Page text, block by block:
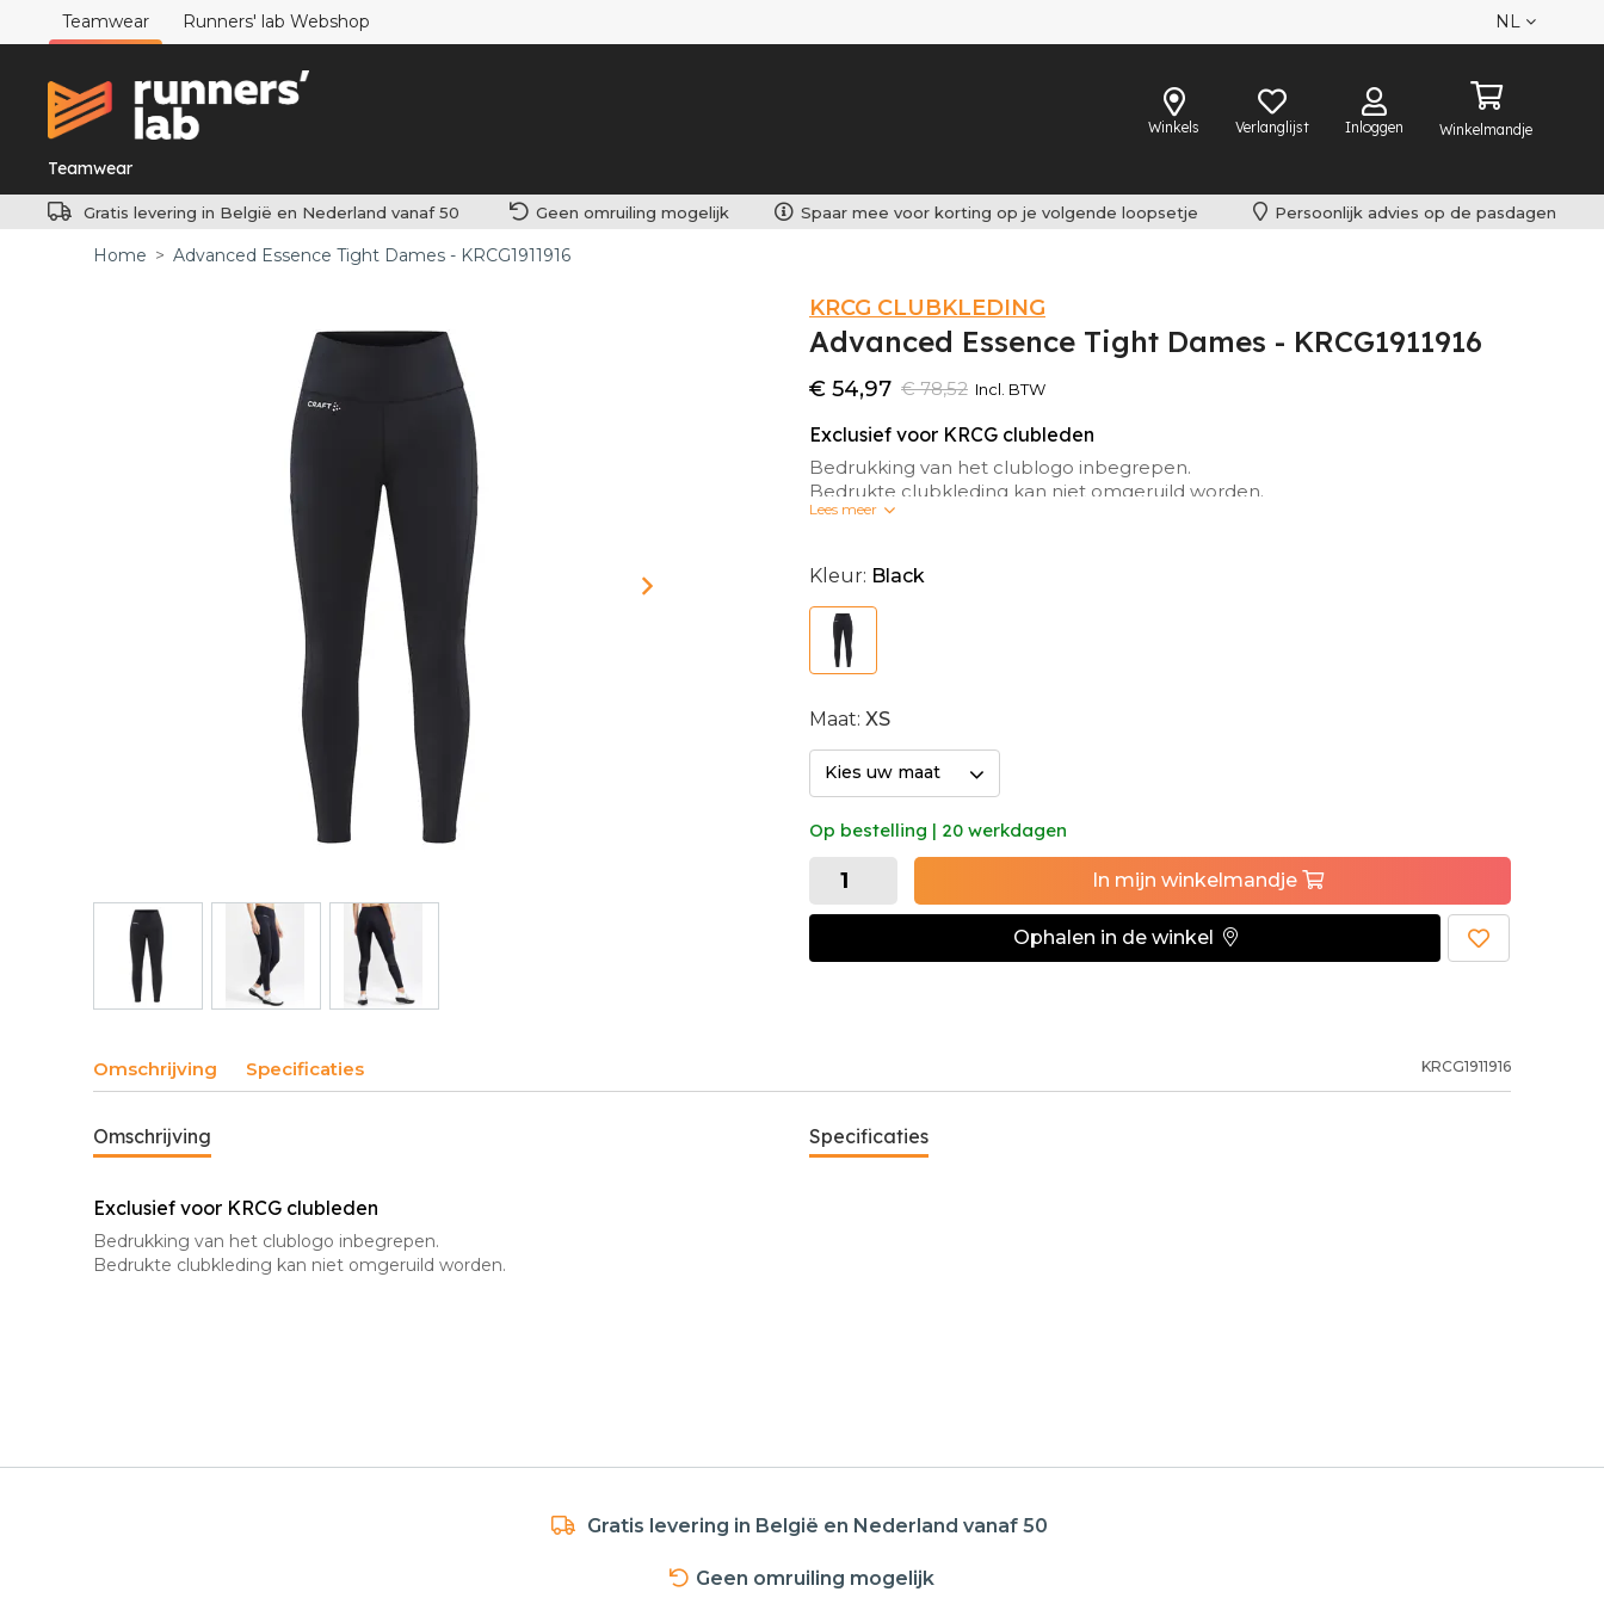
Teamwear Runners' lab Webshop NL
Winkels Verlanglijst Inloggen Winkelmandje
Teamwear
Gratis levering in België en Nederland vanaf 50 Geen omruiling mogelijk Spaar mee voor korting op je volgende loopsetje Persoonlijk advies op de pasdagen
Home > Advanced Essence Tight Dames - KRCG1911916
KRCG CLUBKLEDING
Advanced Essence Tight Dames - KRCG1911916
€ 78,52
€ 54,97 Incl. BTW
Exclusief voor KRCG clubleden
Bedrukking van het clublogo inbegrepen.
Bedrukte clubkleding kan niet omgeruild worden.
Lees meer
Kleur: Black
Maat: XS
Kies uw maat
Op bestelling | 20 werkdagen
In mijn winkelmandje
Ophalen in de winkel
Omschrijving Specificaties KRCG1911916
Omschrijving
Exclusief voor KRCG clubleden
Bedrukking van het clublogo inbegrepen.
Bedrukte clubkleding kan niet omgeruild worden.
Specificaties
Gratis levering in België en Nederland vanaf 50
Geen omruiling mogelijk